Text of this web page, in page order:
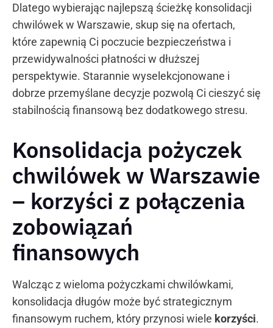
Dlatego wybierając najlepszą ścieżkę konsolidacji
chwilówek w Warszawie, skup się na ofertach,
które zapewnią Ci poczucie bezpieczeństwa i
przewidywalności płatności w dłuższej
perspektywie. Starannie wyselekcjonowane i
dobrze przemyślane decyzje pozwolą Ci cieszyć się
stabilnością finansową bez dodatkowego stresu.
Konsolidacja pożyczek
chwilówek w Warszawie
– korzyści z połączenia
zobowiązań
finansowych
Walcząc z wieloma pożyczkami chwilówkami,
konsolidacja długów może być strategicznym
finansowym ruchem, który przynosi wiele korzyści.